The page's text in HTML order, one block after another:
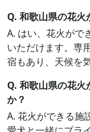
Q. 和歌山県の花
A. はい、花火がで
いただけます。専
宿もあり、天候を
Q. 和歌山県の花
か？
A. 花火ができる施